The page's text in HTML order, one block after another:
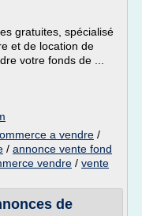
gratuites, spécialisé
et de location de
votre fonds de ...
a vendre /
/ annonce vente fond
vendre / vente
de